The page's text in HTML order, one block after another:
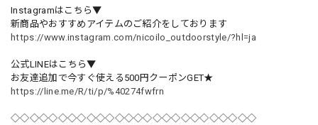
Instagramはこちら▼
新商品やおすすめアイテムのご紹介をしております
https://www.instagram.com/nicoilo_outdoorstyle/?hl=ja
公式LINEはこちら▼
お友達追加で今すぐ使える500円クーポンGET★
https://line.me/R/ti/p/%40274fwfrn
◇◇◇◇◇◇◇◇◇◇◇◇◇◇◇◇◇◇◇◇◇◇◇◇◇◇